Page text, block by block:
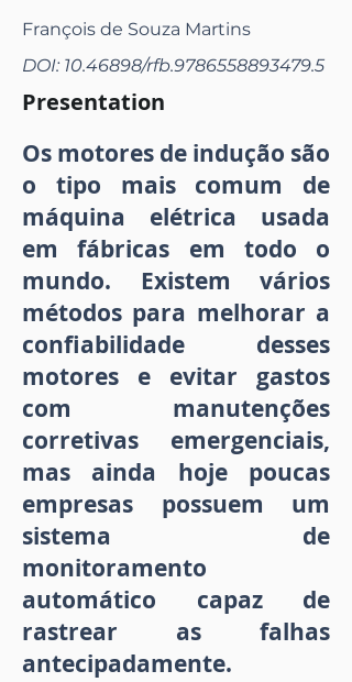
François de Souza Martins
DOI: 10.46898/rfb.9786558893479.5
Presentation
Os motores de indução são
o tipo mais comum de
máquina elétrica usada
em fábricas em todo o
mundo. Existem vários
métodos para melhorar a
confiabilidade desses
motores e evitar gastos
com manutenções
corretivas emergenciais,
mas ainda hoje poucas
empresas possuem um
sistema de
monitoramento
automático capaz de
rastrear as falhas
antecipadamente.